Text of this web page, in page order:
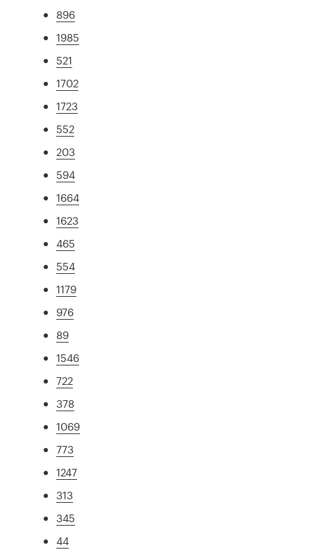
896
1985
521
1702
1723
552
203
594
1664
1623
465
554
1179
976
89
1546
722
378
1069
773
1247
313
345
44